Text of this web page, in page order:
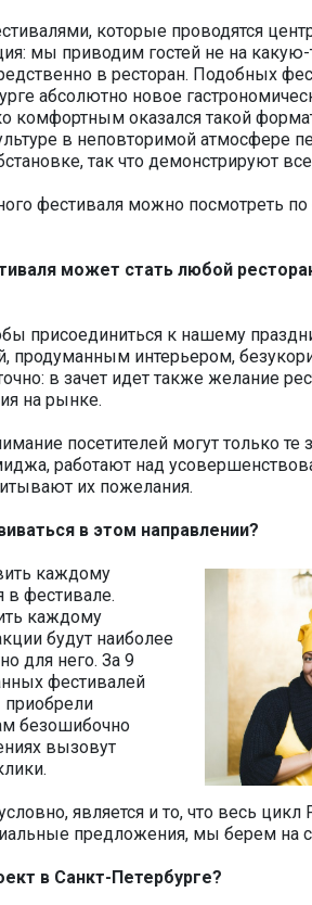
которые проводятся
мы приводим гостей не на
в ресторан. Подобных
абсолютно новое
комфортным оказался такой
в неповторимой атмосфере
так что демонстрируют
фестиваля можно посмотреть
может стать любой
присоединиться к нашему
продуманным интерьером,
в зачет идет также желание
на рынке.
посетителей могут только те
работают над
их пожелания.
в этом направлении?
каждому
в фестивале.
каждому
будут наиболее
для него. За 9
фестивалей
приобрели
безошибочно
вызовут
является и то, что весь цикл
предложения, мы берем на
в Санкт-Петербурге?